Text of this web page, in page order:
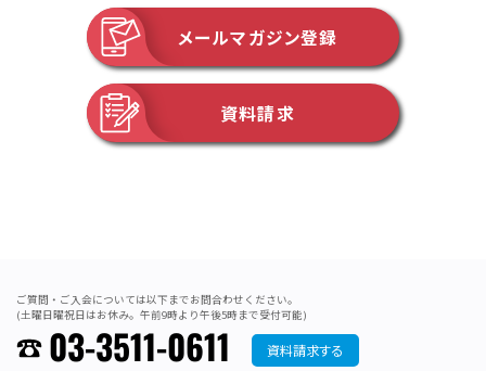
メールマガジン登録
資料請求
ご質問・ご入会については以下までお問合わせください。
(土曜日曜祝日はお休み。午前9時より午後5時まで受付可能)
03-3511-0611 資料請求する